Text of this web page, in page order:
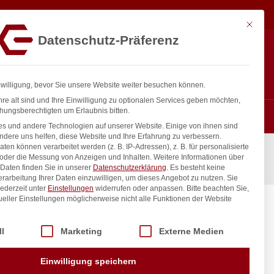
Line,
In den Warenkorb
Mit
Datenschutz-Präferenz
bevor Sie unsere Website weiter besuchen können.
alt sind und Ihre Einwilligung zu optionalen Services geben möchten,
um Erlaubnis bitten.
und andere Technologien auf unserer Website. Einige von ihnen sind
uns helfen, diese Website und Ihre Erfahrung zu verbessern.
können verarbeitet werden (z. B. IP-Adressen), z. B. für personalisierte
die Messung von Anzeigen und Inhalten. Weitere Informationen über
finden Sie in unserer Datenschutzerklärung. Es besteht keine
Ihrer Daten einzuwilligen, um dieses Angebot zu nutzen. Sie
unter Einstellungen widerrufen oder anpassen. Bitte beachten Sie,
Einstellungen möglicherweise nicht alle Funktionen der Website
Service-Gruppen, für die eine Einwilligung erteilt werden kann.
Marketing Externe Medien
Einwilligung speichern